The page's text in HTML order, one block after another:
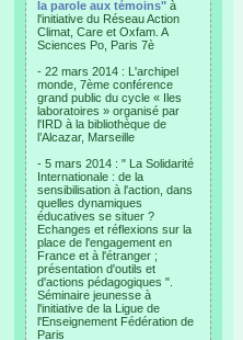
la parole aux témoins" à
l'initiative du Réseau Action
Climat, Care et Oxfam. A
Sciences Po, Paris 7è
- 22 mars 2014 : L'archipel
monde, 7ème conférence
grand public du cycle « Iles
laboratoires » organisé par
l'IRD à la bibliothèque de
l’Alcazar, Marseille
- 5 mars 2014 : " La Solidarité
Internationale : de la
sensibilisation à l'action, dans
quelles dynamiques
éducatives se situer ?
Echanges et réflexions sur la
place de l'engagement en
France et à l'étranger ;
présentation d'outils et
d'actions pédagogiques ".
Séminaire jeunesse à
l'initiative de la Ligue de
l'Enseignement Fédération de
Paris